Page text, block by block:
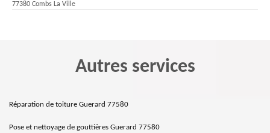
77380 Combs La Ville
Autres services
Réparation de toiture Guerard 77580
Pose et nettoyage de gouttières Guerard 77580